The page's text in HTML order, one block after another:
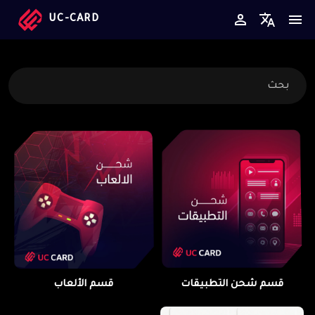
UC-CARD
بحث
قسم شحن التطبيقات قسم الألعاب